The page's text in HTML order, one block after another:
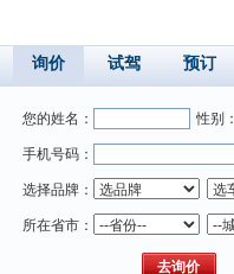
询价 试驾 预订
您的姓名： 性别：
手机号码：
选择品牌：
所在省市：